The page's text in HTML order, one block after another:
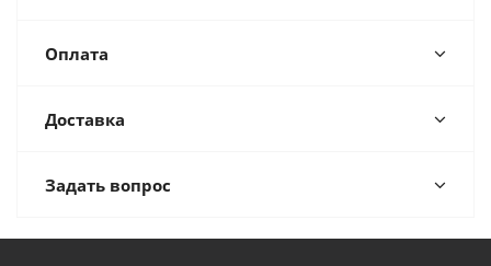
Оплата
Доставка
Задать вопрос